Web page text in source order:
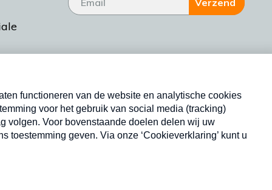
Bakt
Nieuwsbrief
Neem hier een gratis abonnement op onze